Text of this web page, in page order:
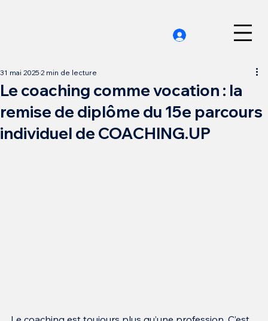
Le coaching comme vocation : la
remise de diplôme du 15e parcours
individuel de COACHING.UP
31 mai 2025 2 min de lecture